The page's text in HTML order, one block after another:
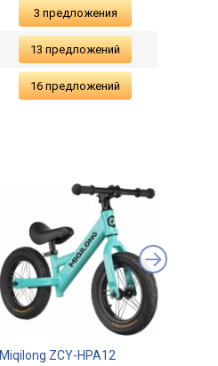
3 предложения
13 предложений
16 предложений
Miqilong ZCY-HPA12